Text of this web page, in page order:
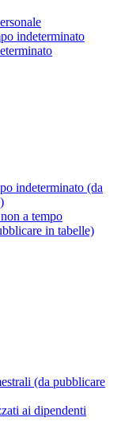
indeterminato
indeterminato (da
a tempo
in tabelle)
(da pubblicare
ai dipendenti